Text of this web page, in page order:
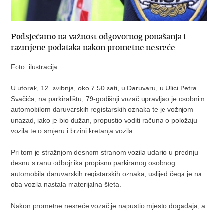
Podsjećamo na važnost odgovornog ponašanja i
razmjene podataka nakon prometne nesreće
Foto: ilustracija
U utorak, 12. svibnja, oko 7.50 sati, u Daruvaru, u Ulici Petra
Svačića, na parkiralištu, 79-godišnji vozač upravljao je osobnim
automobilom daruvarskih registarskih oznaka te je vožnjom
unazad, iako je bio dužan, propustio voditi računa o položaju
vozila te o smjeru i brzini kretanja vozila.
Pri tom je stražnjom desnom stranom vozila udario u prednju
desnu stranu odbojnika propisno parkiranog osobnog
automobila daruvarskih registarskih oznaka, uslijed čega je na
oba vozila nastala materijalna šteta.
Nakon prometne nesreće vozač je napustio mjesto događaja, a